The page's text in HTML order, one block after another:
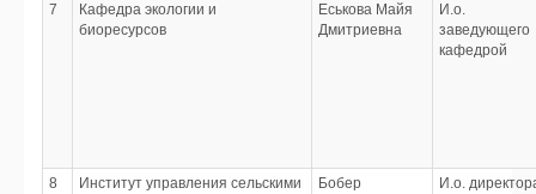
7
Кафедра экологии и
биоресурсов
Еськова Майя
Дмитриевна
И.о.
заведующего
кафедрой
8
Институт управления сельскими
Бобер
И.о.